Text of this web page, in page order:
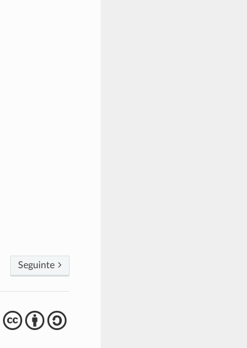
Seguinte
cba